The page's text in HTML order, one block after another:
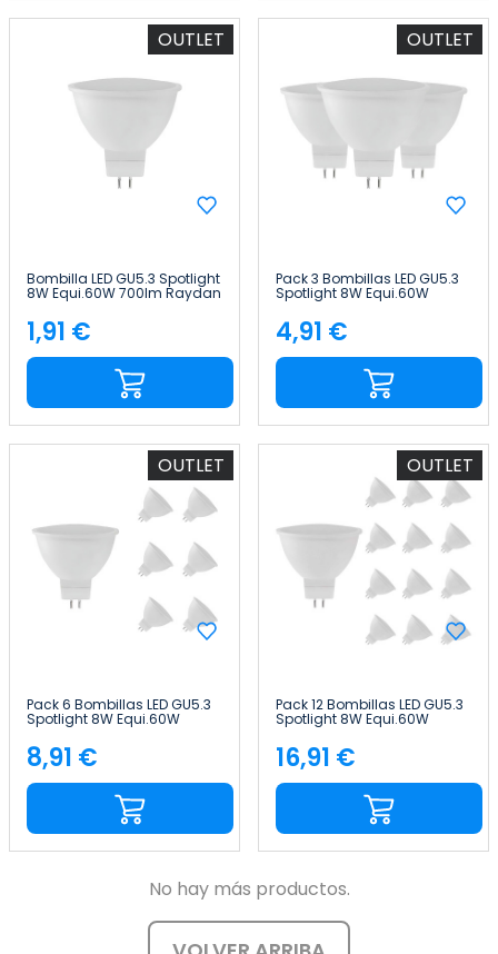
OUTLET
Bombilla LED GU5.3 Spotlight
8W Equi.60W 700lm Raydan
Home
Precio
1,91 €
OUTLET
Pack 3 Bombillas LED GU5.3
Spotlight 8W Equi.60W
700lm Raydan Home
Precio
4,91 €
OUTLET
Pack 6 Bombillas LED GU5.3
Spotlight 8W Equi.60W
700lm Raydan Home
Precio
8,91 €
OUTLET
Pack 12 Bombillas LED GU5.3
Spotlight 8W Equi.60W
700lm Raydan Home
Precio
16,91 €
No hay más productos.